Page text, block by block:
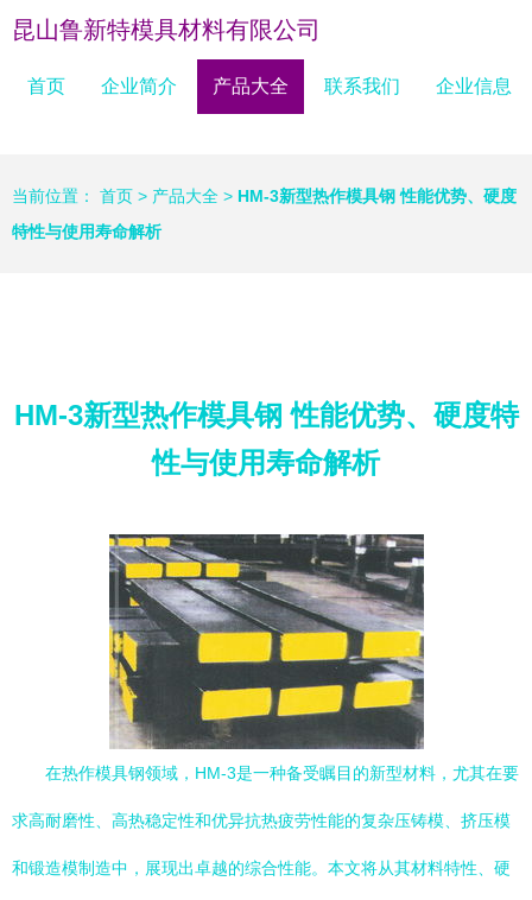
昆山鲁新特模具材料有限公司
首页 企业简介 产品大全 联系我们 企业信息
当前位置： 首页 > 产品大全 > HM-3新型热作模具钢 性能优势、硬度
特性与使用寿命解析
HM-3新型热作模具钢 性能优势、硬度特
性与使用寿命解析
在热作模具钢领域，HM-3是一种备受瞩目的新型材料，尤其在要
求高耐磨性、高热稳定性和优异抗热疲劳性能的复杂压铸模、挤压模
和锻造模制造中，展现出卓越的综合性能。本文将从其材料特性、硬